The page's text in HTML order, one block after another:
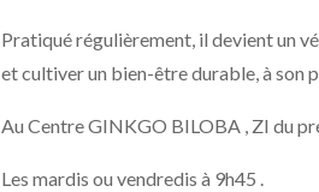
Pratiqué régulièrement, il devient un
et cultiver un bien-être durable, à son
Au Centre GINKGO BILOBA , ZI du
Les mardis ou vendredis à 9h45 .